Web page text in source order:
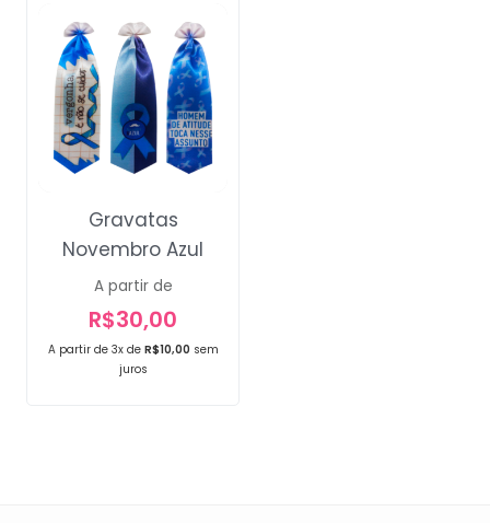
A partir de 3x de R$10,00 sem
juros
Gravatas
Novembro Azul
A partir de
R$30,00